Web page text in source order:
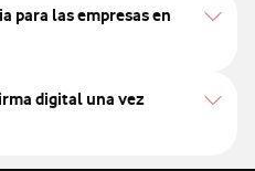
para las empresas en
digital una vez